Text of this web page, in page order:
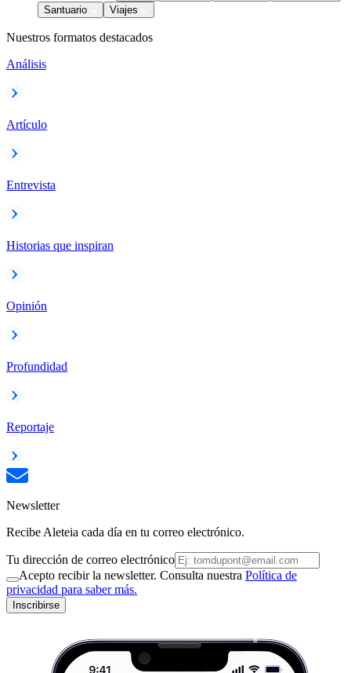
Santuario
Viajes
Nuestros formatos destacados
Análisis
Artículo
Entrevista
Historias que inspiran
Opinión
Profundidad
Reportaje
Newsletter
Recibe Aleteia cada día en tu correo electrónico.
Tu dirección de correo electrónico
Acepto recibir la newsletter. Consulta nuestra Política de
privacidad para saber más.
Inscribirse